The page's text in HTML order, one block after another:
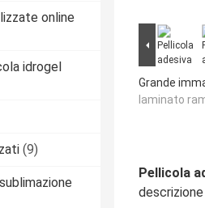
online
idrogel
(9)
Grande
laminato
Pellicola
descrizione